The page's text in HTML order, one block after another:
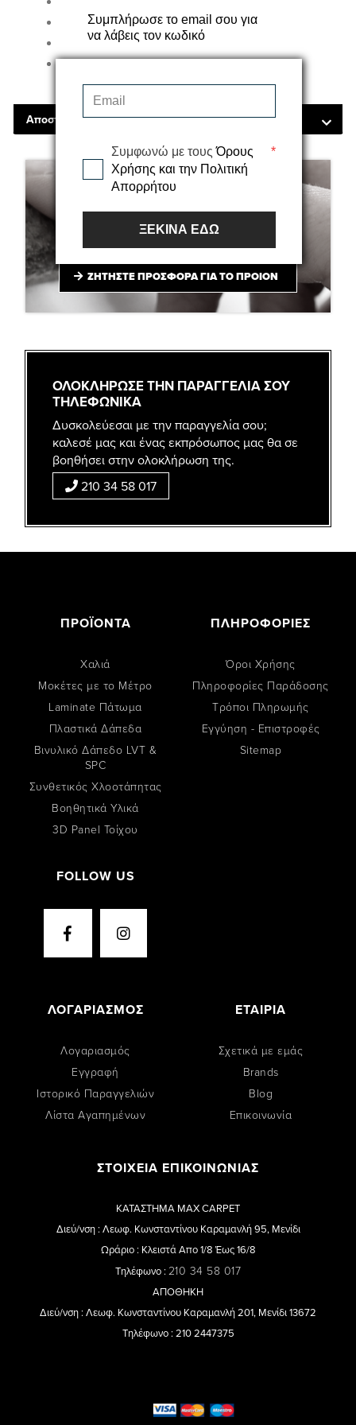
Υλικό: 100% Πολυπροπυλένιο
Βάρος: 100γρ/τμ
Αποστολές - Μεταφορικά
ΖΗΤΗΣΤΕ ΠΡΟΣΦΟΡΑ
Ζήτησε μια προσφορά γι αυτό το προϊόν
ΖΗΤΗΣΤΕ ΠΡΟΣΦΟΡΑ ΓΙΑ ΤΟ ΠΡΟΙΟΝ
ΟΛΟΚΛΗΡΩΣΕ ΤΗΝ ΠΑΡΑΓΓΕΛΙΑ ΣΟΥ
ΤΗΛΕΦΩΝΙΚΑ
Δυσκολεύεσαι με την παραγγελία σου;
καλεσέ μας και ένας εκπρόσωπος μας θα σε
βοηθήσει στην ολοκλήρωση της.
210 34 58 017
ΠΡΟΪΟΝΤΑ
Χαλιά
Μοκέτες με το Μέτρο
Laminate Πάτωμα
Πλαστικά Δάπεδα
Βινυλικό Δάπεδο LVT &
SPC
Συνθετικός Χλοοτάπητας
Βοηθητικά Υλικά
3D Panel Τοίχου
FOLLOW US
ΠΛΗΡΟΦΟΡΙΕΣ
Όροι Χρήσης
Πληροφορίες Παράδοσης
Tρόποι Πληρωμής
Εγγύηση - Επιστροφές
Sitemap
ΛΟΓΑΡΙΑΣΜΟΣ
Λογαριασμός
Εγγραφή
Ιστορικό Παραγγελιών
Λίστα Αγαπημένων
ΕΤΑΙΡΙΑ
Σχετικά με εμάς
Brands
Blog
Επικοινωνία
ΣΤΟΙΧΕΙΑ ΕΠΙΚΟΙΝΩΝΙΑΣ
ΚΑΤΑΣΤΗΜΑ MAX CARPET
Διεύ/νση : Λεωφ. Κωνσταντίνου Καραμανλή 95, Μενίδι
Ωράριο : Κλειστά Απο 1/8 Έως 16/8
Τηλέφωνο : 210 34 58 017
ΑΠΟΘΗΚΗ
Διεύ/νση : Λεωφ. Κωνσταντίνου Καραμανλή 201, Μενίδι 13672
Τηλέφωνο : 210 2447375
Συμπλήρωσε το email σου για
να λάβεις τον κωδικό
Συμφωνώ με τουςΌρους
Χρήσης και την Πολιτική
Απορρήτου
*
ΞΕΚΙΝΑ ΕΔΩ